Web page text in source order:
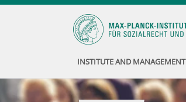
INSTITUTE AND MANAGEMENT